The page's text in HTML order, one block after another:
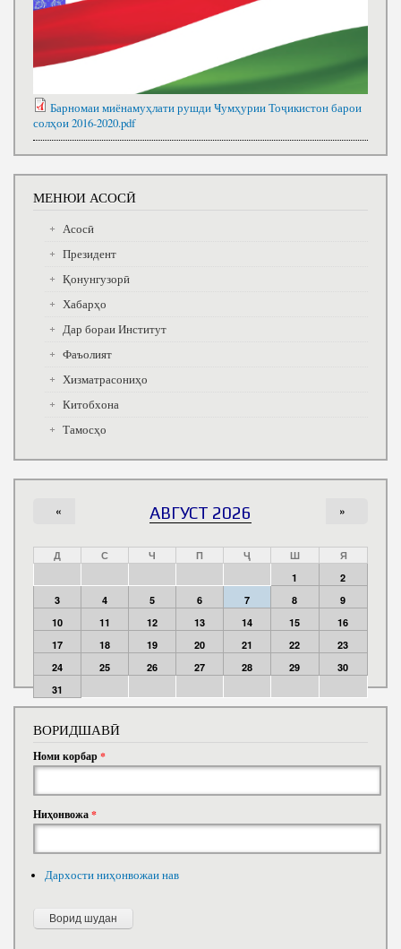
Барномаи миёнамуҳлати рушди Ҹумҳурии Тоҷикистон барои
солҳои 2016-2020.pdf
МЕНЮИ АСОСӢ
Асосӣ
Президент
Қонунгузорӣ
Хабарҳо
Дар бораи Институт
Фаъолият
Хизматрасониҳо
Китобхона
Тамосҳо
АВГУСТ 2026
« »
Д С Ч П Ҷ Ш
Я
1
2
3
4 5 6 7 8
9
10
11 12 13 14 15
16
17
18 19 20 21 22
23
24
25 26 27 28 29
30
31
ВОРИДШАВӢ
Номи корбар*
Ниҳонвожа*
Дархости ниҳонвожаи нав